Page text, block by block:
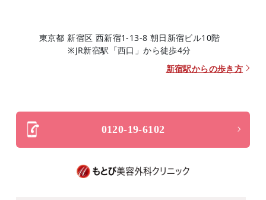
東京都 新宿区 西新宿1-13-8 朝日新宿ビル10階
※JR新宿駅「西口」から徒歩4分
新宿駅からの歩き方
0120-19-6102